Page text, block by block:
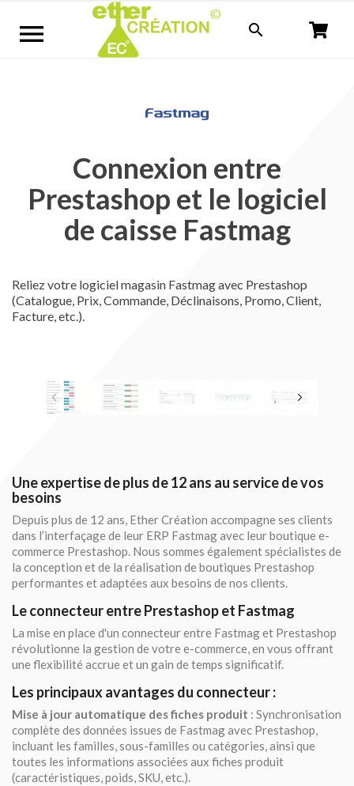
 
Connexion entre
Prestashop et le logiciel
de caisse Fastmag
Reliez votre logiciel magasin Fastmag avec Prestashop
(Catalogue, Prix, Commande, Déclinaisons, Promo, Client,
Facture, etc.).
Une expertise de plus de 12 ans au service de vos
besoins
Depuis plus de 12 ans, Ether Création accompagne ses clients
dans l’interfaçage de leur ERP Fastmag avec leur boutique e-
commerce Prestashop. Nous sommes également spécialistes de
la conception et de la réalisation de boutiques Prestashop
performantes et adaptées aux besoins de nos clients.
Le connecteur entre Prestashop et Fastmag
La mise en place d'un connecteur entre Fastmag et Prestashop
révolutionne la gestion de votre e-commerce, en vous offrant
une flexibilité accrue et un gain de temps significatif.
Les principaux avantages du connecteur :
Mise à jour automatique des fiches produit : Synchronisation
complète des données issues de Fastmag avec Prestashop,
incluant les familles, sous-familles ou catégories, ainsi que
toutes les informations associées aux fiches produit
(caractéristiques, poids, SKU, etc.).